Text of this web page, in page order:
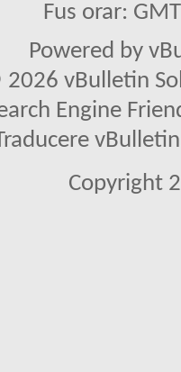
Fus orar:
Powered by
vBulletin
Engine
Copyright